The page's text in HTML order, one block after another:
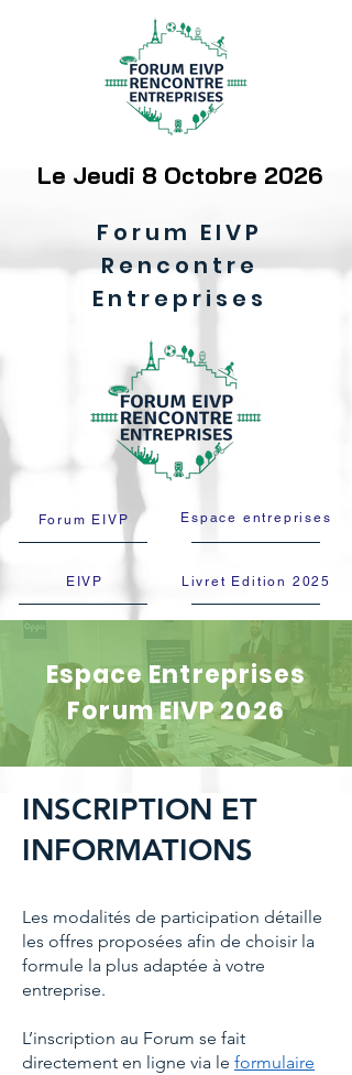
Le Jeudi 8 Octobre 2026
Forum EIVP
Rencontre
Entreprises
Forum EIVP Espace entreprises
EIVP Livret Edition 2025
Espace Entreprises
Forum EIVP 2026
INSCRIPTION ET
INFORMATIONS
Les modalités de participation détaille
les offres proposées afin de choisir la
formule la plus adaptée à votre
entreprise.
L’inscription au Forum se fait
directement en ligne via le formulaire